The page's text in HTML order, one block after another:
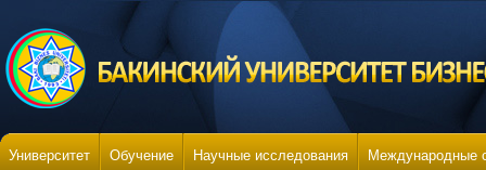
Университет Обучение Научные исследования Международные